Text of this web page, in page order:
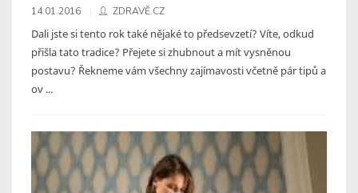
14.01.2016 ZDRAVĚ.CZ
Dali jste si tento rok také nějaké to předsevzetí? Víte, odkud
přišla tato tradice? Přejete si zhubnout a mít vysněnou
postavu? Řekneme vám všechny zajímavosti včetně pár tipů a
ov ...